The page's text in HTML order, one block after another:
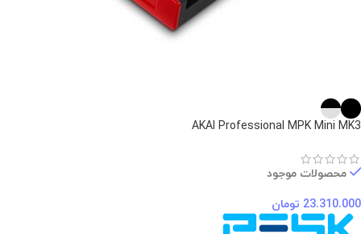
AKAI Professional MPK Mini MK3
محصولات موجود
23.310.000 تومان